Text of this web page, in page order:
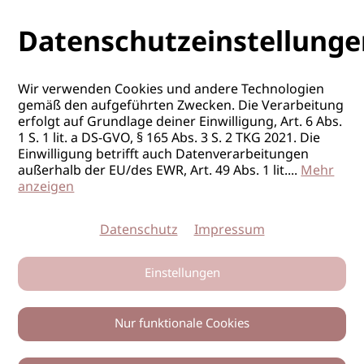
Wir verwenden Cookies und andere Technologien
gemäß den aufgeführten Zwecken. Die Verarbeitung
erfolgt auf Grundlage deiner Einwilligung, Art. 6 Abs.
1 S. 1 lit. a DS-GVO, § 165 Abs. 3 S. 2 TKG 2021. Die
Einwilligung betrifft auch Datenverarbeitungen
außerhalb der EU/des EWR, Art. 49 Abs. 1 lit....Mehr
anzeigen
Datenschutz Impressum
Einstellungen
Nur funktionale Cookies